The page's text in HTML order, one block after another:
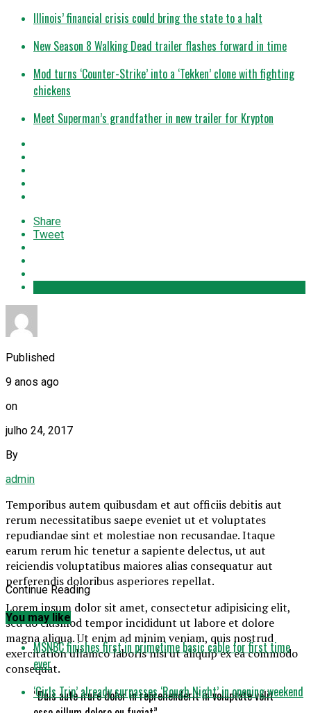
Illinois’ financial crisis could bring the state to a halt
New Season 8 Walking Dead trailer flashes forward in time
Mod turns ‘Counter-Strike’ into a ‘Tekken’ clone with fighting
chickens
Meet Superman’s grandfather in new trailer for Krypton
Share
Tweet
Published
9 anos ago
on
julho 24, 2017
By
admin
Temporibus autem quibusdam et aut officiis debitis aut
rerum necessitatibus saepe eveniet ut et voluptates
repudiandae sint et molestiae non recusandae. Itaque
earum rerum hic tenetur a sapiente delectus, ut aut
reiciendis voluptatibus maiores alias consequatur aut
perferendis doloribus asperiores repellat.
Lorem ipsum dolor sit amet, consectetur adipisicing elit,
sed do eiusmod tempor incididunt ut labore et dolore
magna aliqua. Ut enim ad minim veniam, quis nostrud
exercitation ullamco laboris nisi ut aliquip ex ea commodo
consequat.
“Duis aute irure dolor in reprehenderit in voluptate velit
Continue Reading
You may like
MSNBC finishes first in primetime basic cable for first time
ever
‘Girls Trip’ already surpasses ‘Rough Night’ in opening weekend